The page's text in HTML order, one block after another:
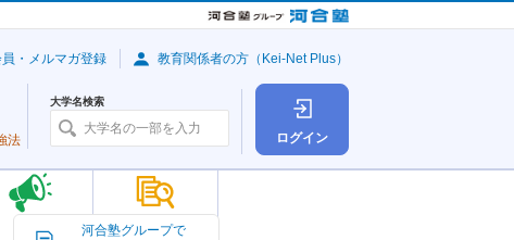
ログイン
大学の今
法
大学名検索
・メルマガ登録 教育関係者の方（Kei-Net Plus）
河合塾グループで